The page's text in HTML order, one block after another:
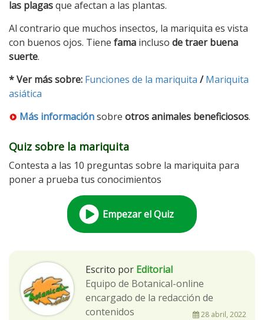
las plagasque afectan a las plantas.
Al contrario que muchos insectos, la mariquita es vista
con buenos ojos. Tiene fama incluso de traer buena
suerte.
* Ver más sobre: Funciones de la mariquita / Mariquita
asiática
Más informaciónsobre otros animales beneficiosos.
Quiz sobre la mariquita
Contesta a las 10 preguntas sobre la mariquita para
poner a prueba tus conocimientos
Empezar el Quiz
Escrito por Editorial
Equipo de Botanical-online
encargado de la redacción de
contenidos
28 abril, 2022